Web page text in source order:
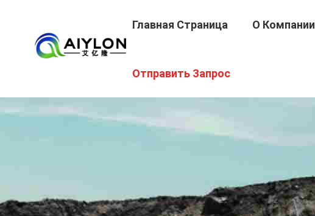
Главная Страница О Компании
Отправить Запрос